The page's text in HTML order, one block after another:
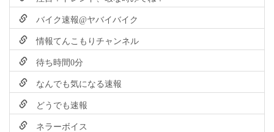
バイク速報@ヤバイバイク
情報てんこもりチャンネル
待ち時間0分
なんでも気になる速報
どうでも速報
ネラーボイス